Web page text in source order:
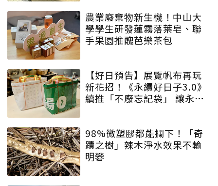
農業廢棄物新生機！中山大
學學生研發蓮霧落葉皂、聯
手果園推醜芭樂茶包
【好日預告】展覽帆布再玩
新花招！《永續好日子3.0》
續推「不廢忘記袋」 讓永續
98%微塑膠都能攔下！「奇
蹟之樹」辣木淨水效果不輸
明礬